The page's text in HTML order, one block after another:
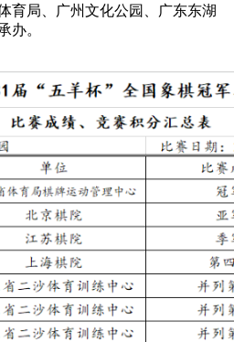
育局、广州文化公园、广东东湖
办。